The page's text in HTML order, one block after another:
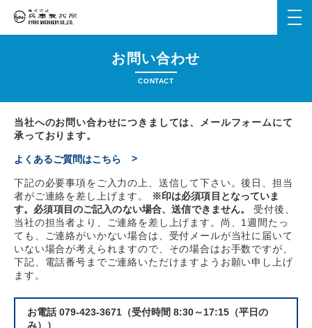
メ
く
お問い合わせ
CONTACT
当社へのお問い合わせにつきましては、メールフォームにて
承っております。
よくあるご質問はこちら
下記の必要事項をご入力の上、送信して下さい。後日、担当
者がご連絡を差し上げます。
※印は必須項目となっていま
す。必須項目のご記入のない場合、送信できません。
受付後、
当社の担当者より、ご連絡を差し上げます。尚、1週間たっ
ても、ご連絡がいかない場合は、受付メールが当社に届いて
いない場合が考えられますので、その場合はお手数ですが、
下記、電話番号までご連絡いただけますようお願い申し上げ
ます。
お電話 079-423-3671（受付時間 8:30～17:15（平日の
み））